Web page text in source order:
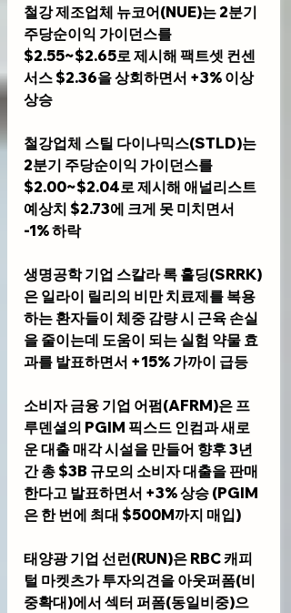
철강 제조업체 뉴코어(NUE)는 2분기
주당순이익 가이던스를
$2.55~$2.65로 제시해 팩트셋 컨센
서스 $2.36을 상회하면서 +3% 이상
상승
철강업체 스틸 다이나믹스(STLD)는
2분기 주당순이익 가이던스를
$2.00~$2.04로 제시해 애널리스트
예상치 $2.73에 크게 못 미치면서
-1% 하락
생명공학 기업 스칼라 록 홀딩(SRRK)
은 일라이 릴리의 비만 치료제를 복용
하는 환자들이 체중 감량 시 근육 손실
을 줄이는데 도움이 되는 실험 약물 효
과를 발표하면서 +15% 가까이 급등
소비자 금융 기업 어펌(AFRM)은 프
루덴셜의 PGIM 픽스드 인컴과 새로
운 대출 매각 시설을 만들어 향후 3년
간 총 $3B 규모의 소비자 대출을 판매
한다고 발표하면서 +3% 상승 (PGIM
은 한 번에 최대 $500M까지 매입)
태양광 기업 선런(RUN)은 RBC 캐피
털 마켓츠가 투자의견을 아웃퍼폼(비
중확대)에서 섹터 퍼폼(동일비중)으